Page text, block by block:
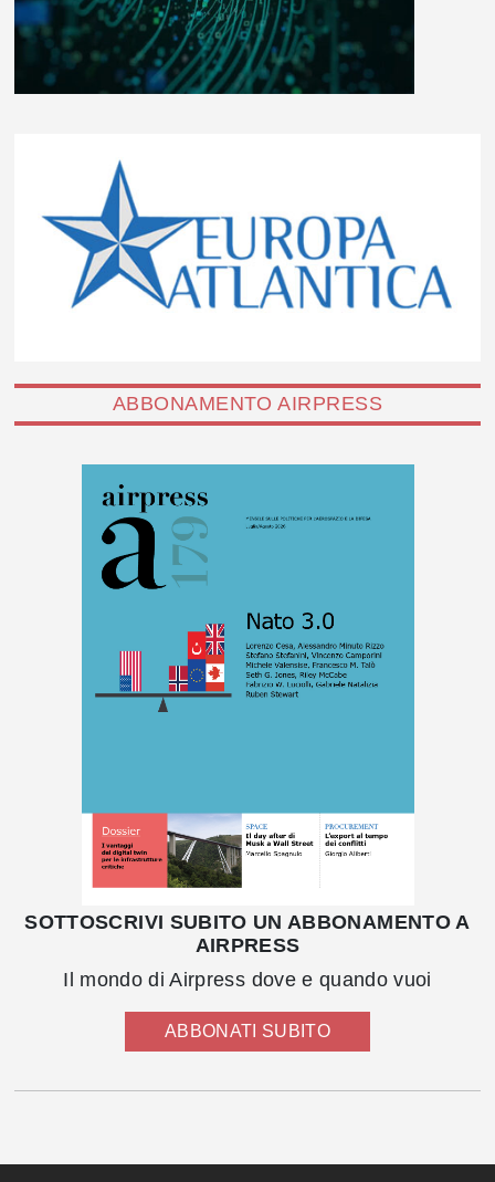
ABBONAMENTO AIRPRESS
SOTTOSCRIVI SUBITO UN ABBONAMENTO A
AIRPRESS
Il mondo di Airpress dove e quando vuoi
ABBONATI SUBITO